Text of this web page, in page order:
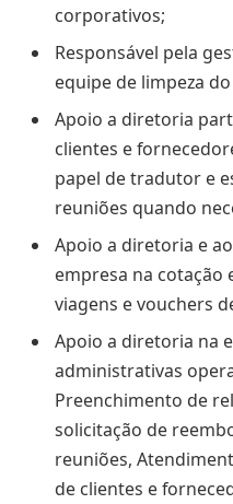
corporativos;
Responsável pela
equipe de limpeza
Apoio a diretoria
clientes e
papel de tradutor e
reuniões quando
Apoio a diretoria e
empresa na cotação
viagens e vouchers
Apoio a diretoria na
administrativas
Preenchimento de
solicitação de
reuniões,
de clientes e